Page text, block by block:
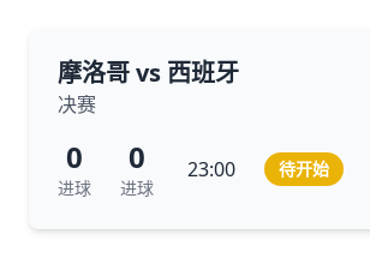
摩洛哥 vs 西班牙
决赛
0
进球
0
进球
23:00 待开始